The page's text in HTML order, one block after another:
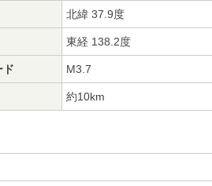
北緯 37.9度
東経 138.2度
ド M3.7
約10km